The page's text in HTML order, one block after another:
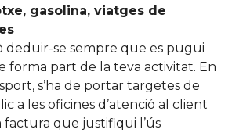
gasolina, viatges de
deduir-se sempre que es pugui
forma part de la teva activitat. En
s’ha de portar targetes de
a les oficines d’atenció al client
factura que justifiqui l’ús